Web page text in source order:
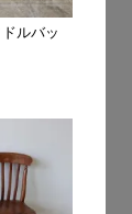
ルバッ